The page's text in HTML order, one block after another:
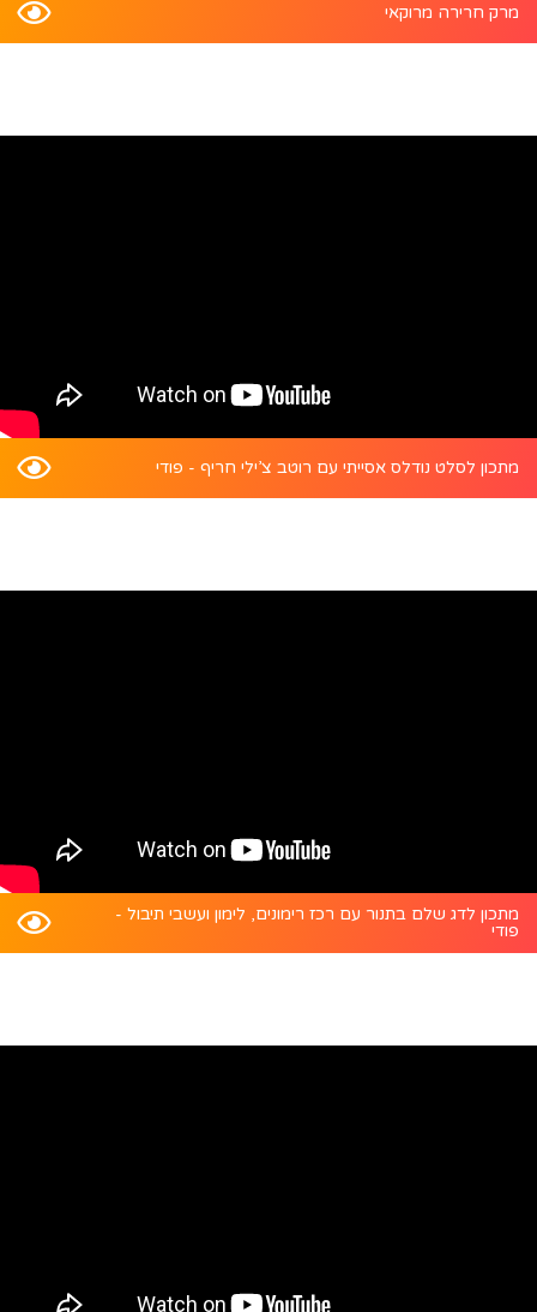
מרק חרירה מרוקאי
מתכון לסלט נודלס אסייתי עם רוטב צ’ילי חריף - פודי
מתכון לדג שלם בתנור עם רכז רימונים, לימון ועשבי תיבול -
פודי